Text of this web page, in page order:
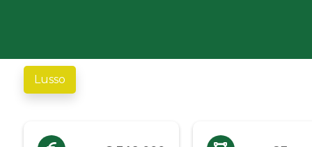
Lusso
Prezzo
Qualsiasi